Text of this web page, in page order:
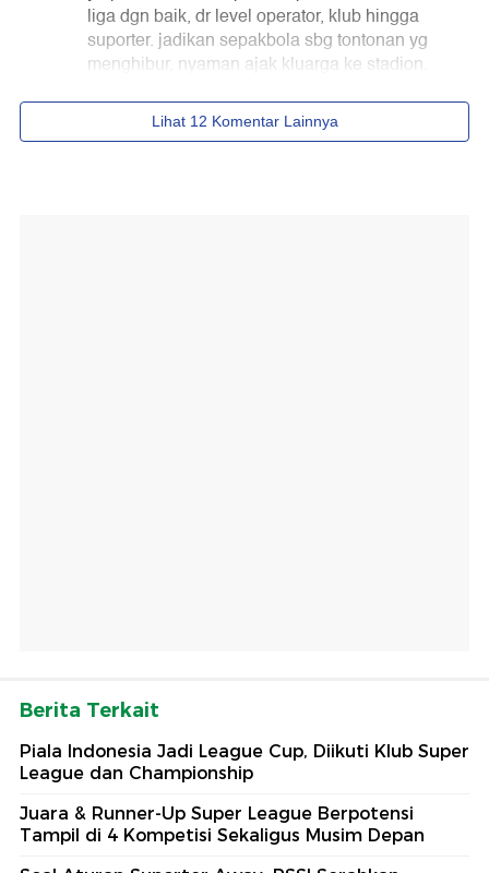
Berita Terkait
Piala Indonesia Jadi League Cup, Diikuti Klub Super
League dan Championship
Juara & Runner-Up Super League Berpotensi
Tampil di 4 Kompetisi Sekaligus Musim Depan